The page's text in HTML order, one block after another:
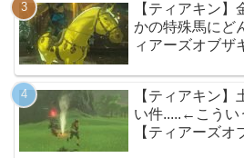
【ティアキン
かの特殊馬にど
ィアーズオブザ
【ティアキン
い件.....←こうい
【ティアーズオ